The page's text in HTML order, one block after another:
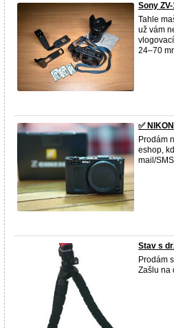
Sony
Tahle
už vám
24–70
✅
Prodám
eshop,
mail/
Stav s
Prodám
Zašlu na